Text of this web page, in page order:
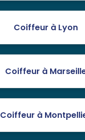
Coiffeur à Lyon
Coiffeur à
Coiffeur à